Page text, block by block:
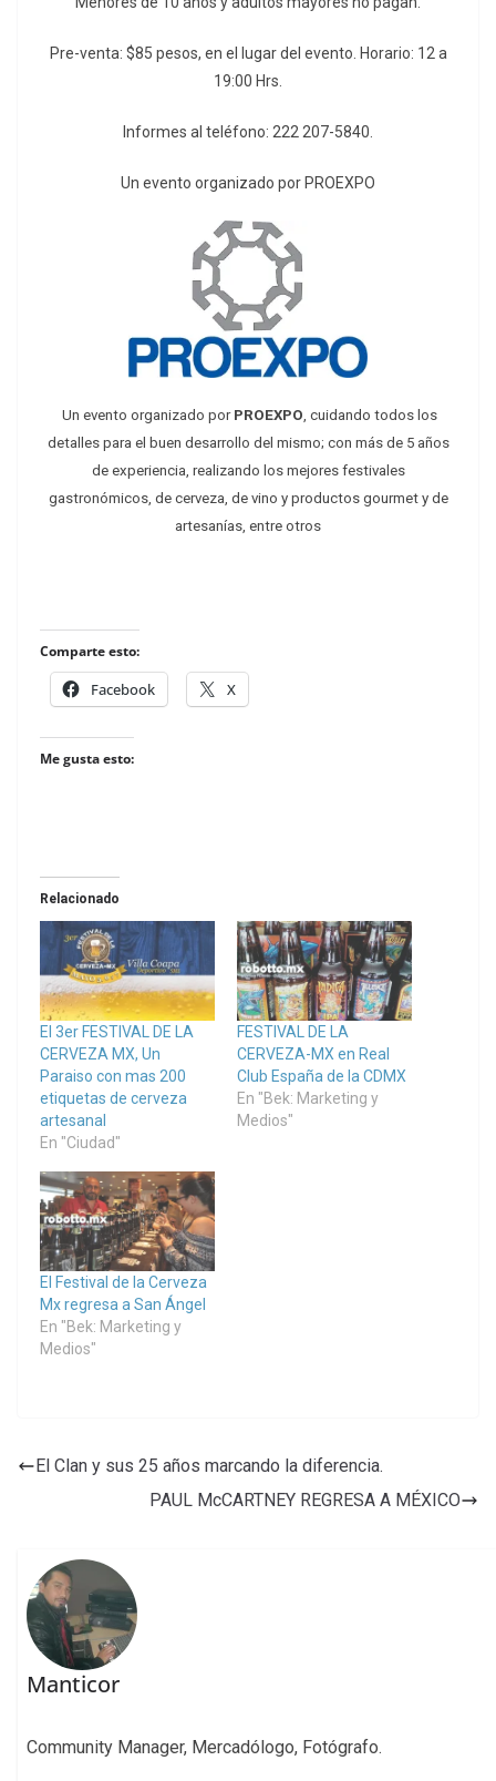
Pre-venta: $85 pesos, en el lugar del evento. Horario: 12 a
19:00 Hrs.
Informes al teléfono: 222 207-5840.
Un evento organizado por PROEXPO
Un evento organizado por PROEXPO , cuidando todos los
detalles para el buen desarrollo del mismo; con más de 5 años
de experiencia, realizando los mejores festivales
gastronómicos, de cerveza, de vino y productos gourmet y de
artesanías, entre otros
Comparte esto:
Facebook X
Me gusta esto:
Relacionado
El 3er FESTIVAL DE LA
CERVEZA MX, Un
Paraiso con mas 200
etiquetas de cerveza
artesanal
En "Ciudad"
FESTIVAL DE LA
CERVEZA-MX en Real
Club España de la CDMX
En "Bek: Marketing y
Medios"
El Festival de la Cerveza
Mx regresa a San Ángel
En "Bek: Marketing y
Medios"
El Clan y sus 25 años marcando la diferencia.
PAUL McCARTNEY REGRESA A MÉXICO
Manticor
Community Manager, Mercadólogo, Fotógrafo.